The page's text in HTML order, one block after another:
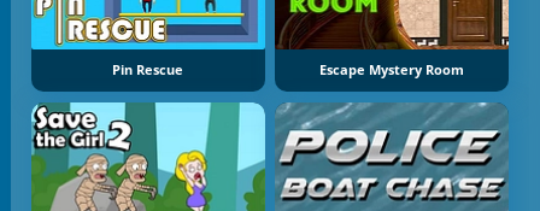
Pin Rescue Escape Mystery Room